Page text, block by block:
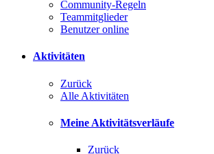
Community-Regeln
Teammitglieder
Benutzer online
Aktivitäten
Zurück
Alle Aktivitäten
Meine Aktivitätsverläufe
Zurück